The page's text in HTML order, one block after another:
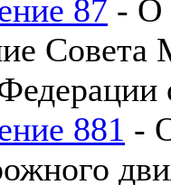
87 - О
Совета
881 -